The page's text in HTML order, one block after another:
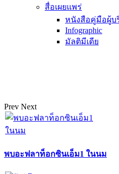
สื่อเผยแพร่
หนังสือคู่มือผู้บ
Infographic
มัลติมีเดีย
Prev Next
พบอะฟลาท็อกซินเอ็ม1 ในนม